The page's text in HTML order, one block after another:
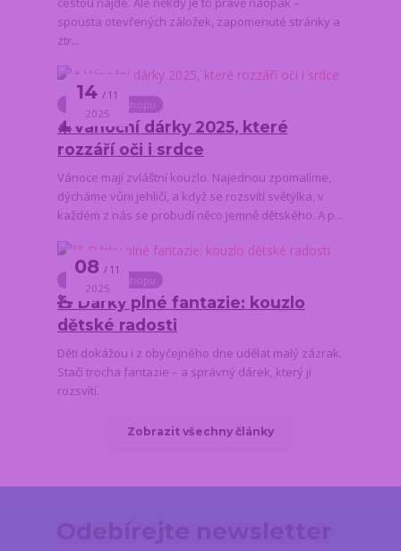
spousta otevřených záložek, zapomenuté stránky a
ztr...
14 11
2025
Novinky z e-shopu
🎄Vánoční dárky 2025, které
rozzáří oči i srdce
Vánoce mají zvláštní kouzlo. Najednou zpomalíme,
dýcháme vůni jehličí, a když se rozsvítí světýlka, v
každém z nás se probudí něco jemně dětského. A p...
08 11
2025
Novinky z e-shopu
🧸 Dárky plné fantazie: kouzlo
dětské radosti
Děti dokážou i z obyčejného dne udělat malý zázrak.
Stačí trocha fantazie – a správný dárek, který ji
rozsvítí.
Zobrazit všechny články